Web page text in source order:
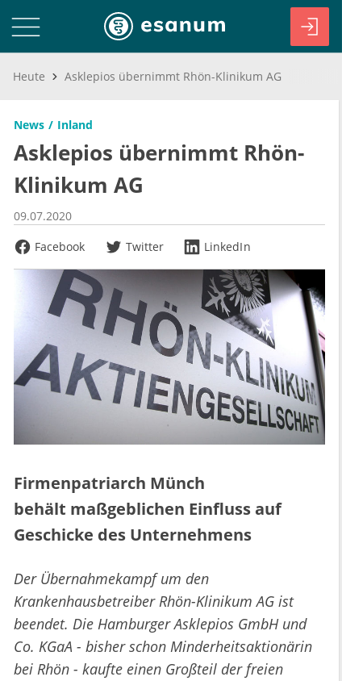
Heute Asklepios übernimmt Rhön-Klinikum AG
News Inland
Asklepios übernimmt Rhön-
Klinikum AG
09.07.2020
Facebook
Twitter LinkedIn
Firmenpatriarch Münch
behält maßgeblichen Einfluss auf
Geschicke des Unternehmens
Der Übernahmekampf um den
Krankenhausbetreiber Rhön-Klinikum AG ist
beendet. Die Hamburger Asklepios GmbH und
Co. KGaA - bisher schon Minderheitsaktionärin
bei Rhön - kaufte einen Großteil der freien